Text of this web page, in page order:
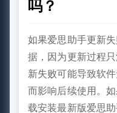
吗？
如果爱思助手更新
据，因为更新过程
新失败可能导致软
而影响后续使用。
载安装最新版爱思